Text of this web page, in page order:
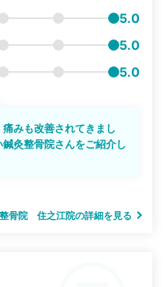
5.0
5.0
5.0
みも改善されてきまし
灸整骨院さんをご紹介し
骨院 住之江院の詳細を見る